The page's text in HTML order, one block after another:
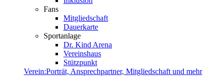
Fans
Mitgliedschaft
Dauerkarte
Sportanlage
Dr. Kind Arena
Vereinshaus
Stützpunkt
Verein:Porträt, Ansprechpartner, Mitgliedschaft und mehr